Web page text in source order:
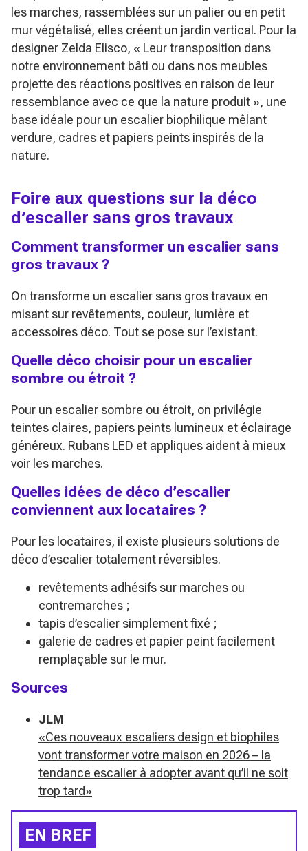
les marches, rassemblées sur un palier ou en petit
mur végétalisé, elles créent un jardin vertical. Pour la
designer Zelda Elisco, « Leur transposition dans
notre environnement bâti ou dans nos meubles
projette des réactions positives en raison de leur
ressemblance avec ce que la nature produit », une
base idéale pour un escalier biophilique mêlant
verdure, cadres et papiers peints inspirés de la
nature.
Foire aux questions sur la déco
d’escalier sans gros travaux
Comment transformer un escalier sans
gros travaux ?
On transforme un escalier sans gros travaux en
misant sur revêtements, couleur, lumière et
accessoires déco. Tout se pose sur l’existant.
Quelle déco choisir pour un escalier
sombre ou étroit ?
Pour un escalier sombre ou étroit, on privilégie
teintes claires, papiers peints lumineux et éclairage
généreux. Rubans LED et appliques aident à mieux
voir les marches.
Quelles idées de déco d’escalier
conviennent aux locataires ?
Pour les locataires, il existe plusieurs solutions de
déco d’escalier totalement réversibles.
revêtements adhésifs sur marches ou
contremarches ;
tapis d’escalier simplement fixé ;
galerie de cadres et papier peint facilement
remplaçable sur le mur.
Sources
JLM
«Ces nouveaux escaliers design et biophiles
vont transformer votre maison en 2026 – la
tendance escalier à adopter avant qu’il ne soit
trop tard»
EN BREF